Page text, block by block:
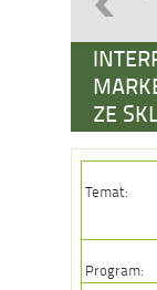
ZE
Temat:
Program: